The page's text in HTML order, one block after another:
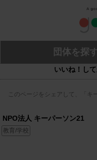
団体を探
いいね！し
このページをシェアして、「キ
NPO法人 キーパーソン21
教育/学校